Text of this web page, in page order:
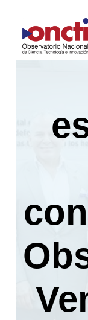
al
contenido